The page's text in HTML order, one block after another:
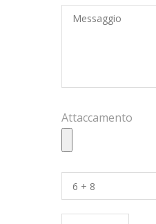
Attaccamento